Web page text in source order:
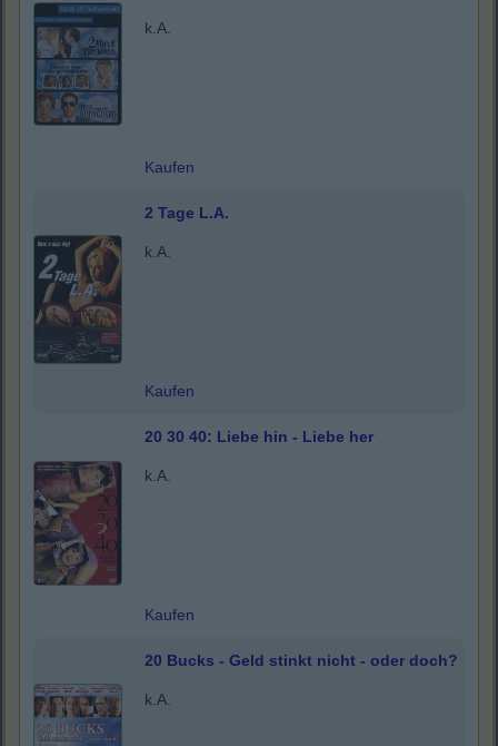
k.A.
Kaufen
2 Tage L.A.
k.A.
Kaufen
20 30 40: Liebe hin - Liebe her
k.A.
Kaufen
20 Bucks - Geld stinkt nicht - oder doch?
k.A.